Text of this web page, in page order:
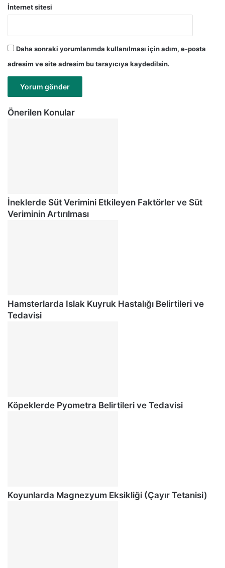
İnternet sitesi
Daha sonraki yorumlarımda kullanılması için adım, e-posta
adresim ve site adresim bu tarayıcıya kaydedilsin.
Önerilen Konular
İneklerde Süt Verimini Etkileyen Faktörler ve Süt
Veriminin Artırılması
Hamsterlarda Islak Kuyruk Hastalığı Belirtileri ve
Tedavisi
Köpeklerde Pyometra Belirtileri ve Tedavisi
Koyunlarda Magnezyum Eksikliği (Çayır Tetanisi)